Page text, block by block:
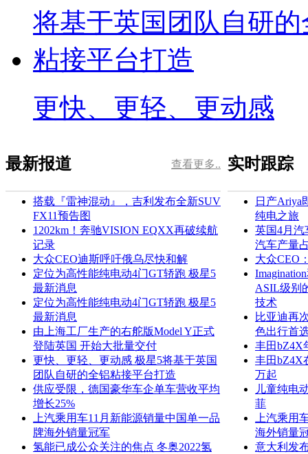
更快、更轻、更动感
查看更多..
最新报道
搭载『雷神混动』，吉利发布全新SUV
FX11预告图
1202km！奔驰VISION EQXX再破续航
记录
大众CEO迪斯呼吁俄乌尽快和解
定位为高性能纯电动4门GT轿跑 极星5
最新消息
定位为高性能纯电动4门GT轿跑 极星5
最新消息
由上海工厂生产的右舵版Model Y正式
登陆英国 开始大批量交付
更快、更轻、更动感 极星5将基于英国
团队自研的全铝粘接平台打造
供应受限，德国豪华车企单车营收平均
增长25%
上汽乘用车11月新能源销量中国单一品
牌海外销量冠军
氢能已成公众关注的焦点 冬奥2022氢
实时跟踪
日产Ariya
纯电之旅
英国4月汽
汽车产量
大众CEO
ASIL级别
技术
比亚迪再
色出行首
丰田bZ4X
丰田bZ4X
万起
儿童纯电
菲
上汽乘用
海外销量
意大利发